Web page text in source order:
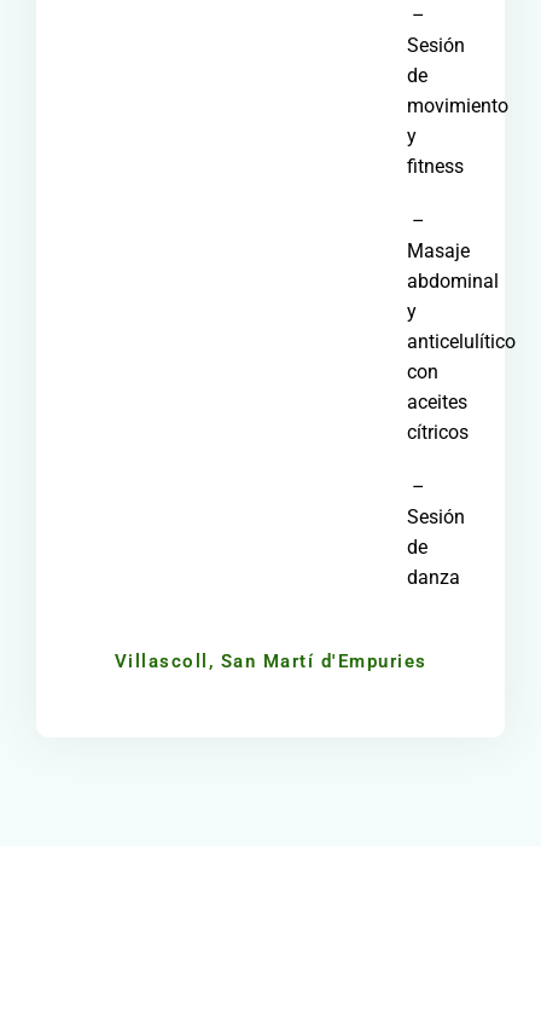
–
Sesión
de
movimiento
y
fitness
–
Masaje
abdominal
y
anticelulítico
con
aceites
cítricos
–
Sesión
de
danza
Villascoll, San Martí d'Empuries